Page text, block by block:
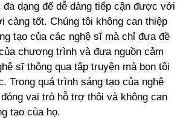
dạng để dễ dàng tiếp cận được với
càng tốt. Chúng tôi không can thiệp
tạo của các nghệ sĩ mà chỉ đưa đề
chương trình và đưa nguồn cảm
sĩ thông qua tập truyện mà bọn tôi
Trong quá trình sáng tạo của nghệ
vai trò hỗ trợ thôi và không can
tạo của họ.